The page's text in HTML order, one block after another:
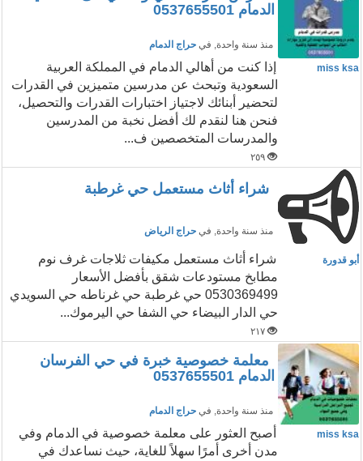
الدمام 0537655501
منذ سنة واحدة, في حراج الدمام
miss ksa
إذا كنت من أهالي الدمام في المملكة العربية
السعودية وتبحث عن مدرسين متميزين في القدرات
لتحضير أبنائك لاجتياز اختبارات القدرات والتحصيل،
فنحن هنا لنقدم لك أفضل نخبة من المدرسين
والمدرسات المتخصصين ف...
٢٥٩
شراء أثاث مستعمل حي غرطبة
منذ سنة واحدة, في حراج الرياض
أبو قدورة
شراء أثاث مستعمل مكيفات ثلاجات غرف نوم
مطابخ مستودعات شقق بأفضل الأسعار
0530369499 حي غرطبة حي غرناطه حي السويدي
حي الدار البيضاء حي الشفا حي اليرموك...
٢١٧
معلمة خصوصية خبرة في حي الفرسان
الدمام 0537655501
منذ سنة واحدة, في حراج الدمام
miss ksa
أصبح العثور على معلمة خصوصية في الدمام وفي
مدن أخرى أمرًا سهلاً للغاية، حيث نساعدك في